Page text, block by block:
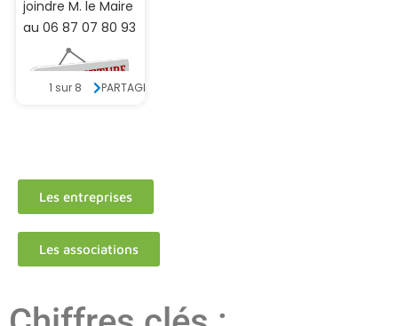
Les entreprises
Les associations